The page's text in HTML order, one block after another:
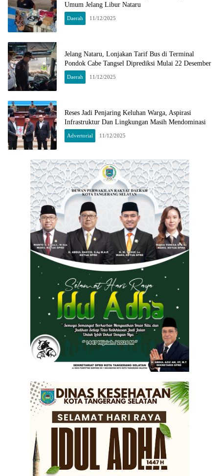
Umum Jelang Libur Nataru
Daerah 11/12/2025
Jelang Nataru, Lonjakan Tarif Bus di Terminal
Pondok Cabe Tangsel Diprediksi Mulai 22 Desember
Daerah 11/12/2025
Reses Jadi Penjaring Keluhan Warga, Aspirasi
Infrastruktur Dan Lingkungan Masih Mendominasi
Advertorial 11/12/2025